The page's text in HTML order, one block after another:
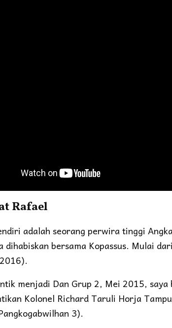
Rafael
adalah seorang perwira tinggi
dihabiskan bersama Kopassus. Mulai
menjadi Dan Grup 2, Mei 2015,
Kolonel Richard Taruli Horja
3).